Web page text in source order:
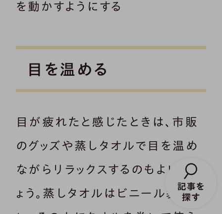
を動かすようにする
目を温める
目が疲れたと感じたときは、市販
のグッズや蒸しタオルで目を温め
ながらリラックスするのもよいでし
ょう。蒸しタオルはビニール袋で覆